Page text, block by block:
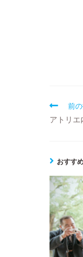
前
アトリ
おすす